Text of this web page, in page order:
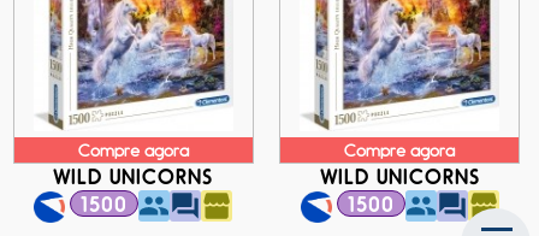
Compre agora
WILD UNICORNS
1500
Compre agora
WILD UNICORNS
1500